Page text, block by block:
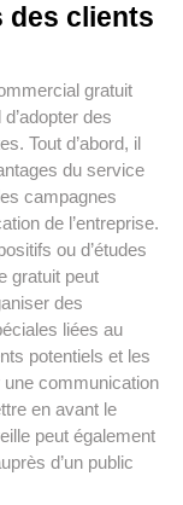
des clients
gratuit
des
Tout d’abord, il
du service
campagnes
de l’entreprise.
ou d’études
gratuit peut
des
liées au
potentiels et les
communication
en avant le
peut également
d’un public